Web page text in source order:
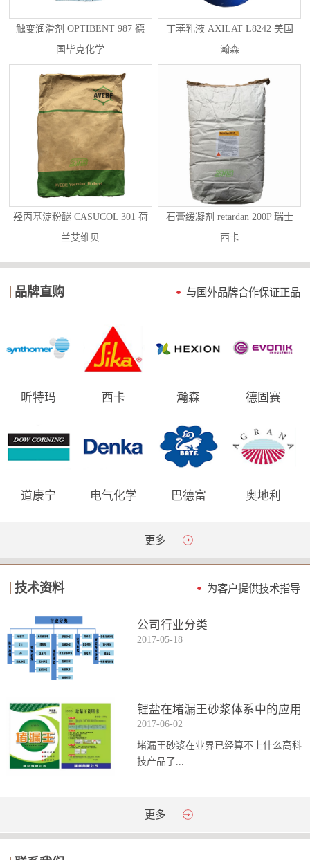
触变润滑剂 OPTIBENT 987 德
国毕克化学
丁苯乳液 AXILAT L8242 美国
瀚森
羟丙基淀粉醚 CASUCOL 301 荷
兰艾维贝
石膏缓凝剂 retardan 200P 瑞士
西卡
品牌直购 与国外品牌合作保证正品
昕特玛 西卡 瀚森 德固赛
道康宁 电气化学 巴德富 奥地利
更多
技术资料 为客户提供技术指导
公司行业分类
2017-05-18
锂盐在堵漏王砂浆体系中的应用
2017-06-02
堵漏王砂浆在业界已经算不上什么高科
技产品了...
。简单来说它就是一种能够迅速凝固的
通砂浆的强...
更多